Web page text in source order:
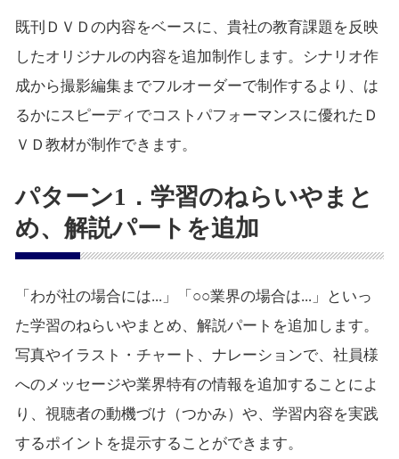
既刊ＤＶＤの内容をベースに、貴社の教育課題を反映
したオリジナルの内容を追加制作します。シナリオ作
成から撮影編集までフルオーダーで制作するより、は
るかにスピーディでコストパフォーマンスに優れたＤ
ＶＤ教材が制作できます。
パターン1．学習のねらいやまと
め、解説パートを追加
「わが社の場合には...」「○○業界の場合は...」といっ
た学習のねらいやまとめ、解説パートを追加します。
写真やイラスト・チャート、ナレーションで、社員様
へのメッセージや業界特有の情報を追加することによ
り、視聴者の動機づけ（つかみ）や、学習内容を実践
するポイントを提示することができます。